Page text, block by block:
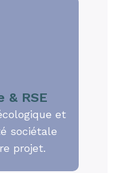
& RSE
et
sociétale
projet.